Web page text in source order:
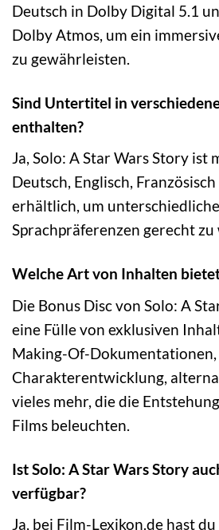
Deutsch in Dolby Digital 5.1
Dolby Atmos, um ein
zu gewährleisten.
Sind Untertitel in
enthalten?
Ja, Solo: A Star Wars Story
Deutsch, Englisch,
erhältlich, um
Sprachpräferenzen gerecht zu
Welche Art von Inhalten
Die Bonus Disc von Solo: A
eine Fülle von exklusiven
Making-Of-Dokumentationen,
Charakterentwicklung,
vieles mehr, die die
Films beleuchten.
Ist Solo: A Star Wars Story
verfügbar?
Ja, bei Film-Lexikon.de hast